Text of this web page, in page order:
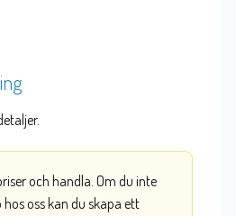
och handla. Om du inte
oss kan du skapa ett